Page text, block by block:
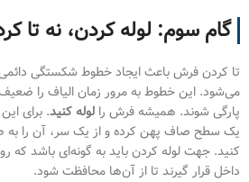
گام سوم: لوله کردن، نه تا
تا کردن فرش باعث ایجاد خطوط شکستگی
می‌شود. این خطوط به مرور زمان الیاف را
پارگی شوند. همیشه فرش را لوله کنید. برای
یک سطح صاف پهن کرده و از یک سر، آن را به
کنید. جهت لوله کردن باید به گونه‌ای باشد
داخل قرار گیرند تا از آن‌ها محافظت شود.